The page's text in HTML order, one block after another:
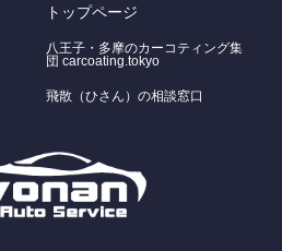
トップページ
八王子・多摩のカーコティング集
団 carcoating.tokyo
飛散（ひさん）の相談窓口